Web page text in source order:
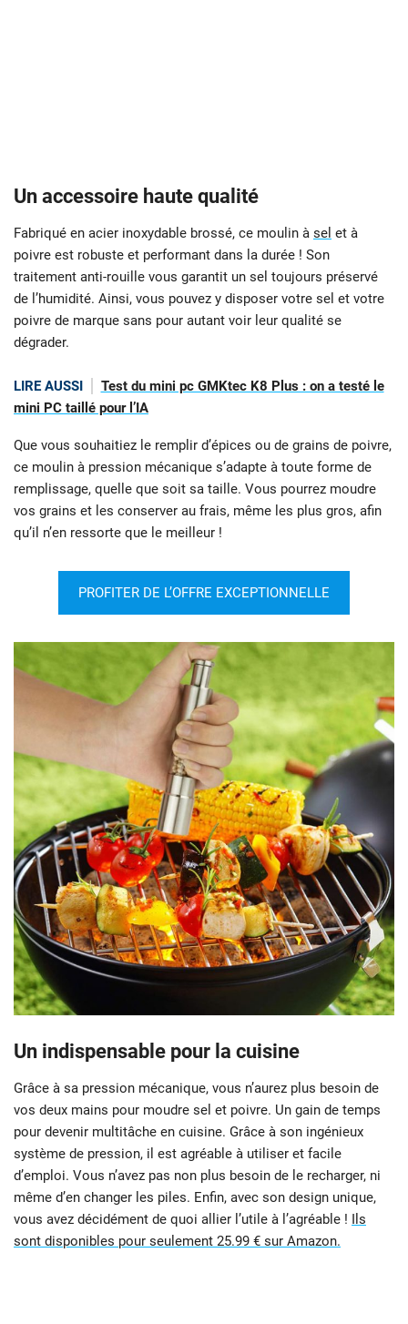
Un accessoire haute qualité
Fabriqué en acier inoxydable brossé, ce moulin à sel et à
poivre est robuste et performant dans la durée ! Son
traitement anti-rouille vous garantit un sel toujours préservé
de l’humidité. Ainsi, vous pouvez y disposer votre sel et votre
poivre de marque sans pour autant voir leur qualité se
dégrader.
LIRE AUSSI
Test du mini pc GMKtec K8 Plus : on a testé le
mini PC taillé pour l’IA
Que vous souhaitiez le remplir d’épices ou de grains de poivre,
ce moulin à pression mécanique s’adapte à toute forme de
remplissage, quelle que soit sa taille. Vous pourrez moudre
vos grains et les conserver au frais, même les plus gros, afin
qu’il n’en ressorte que le meilleur !
PROFITER DE L’OFFRE EXCEPTIONNELLE
Un indispensable pour la cuisine
Grâce à sa pression mécanique, vous n’aurez plus besoin de
vos deux mains pour moudre sel et poivre. Un gain de temps
pour devenir multitâche en cuisine. Grâce à son ingénieux
système de pression, il est agréable à utiliser et facile
d’emploi. Vous n’avez pas non plus besoin de le recharger, ni
même d’en changer les piles. Enfin, avec son design unique,
vous avez décidément de quoi allier l’utile à l’agréable ! Ils
sont disponibles pour seulement 25.99 € sur Amazon.